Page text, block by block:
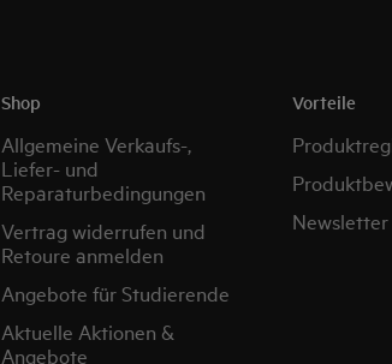
Shop
Allgemeine Verkaufs-,
Liefer- und
Reparaturbedingungen
Vertrag widerrufen und
Retoure anmelden
Angebote für Studierende
Aktuelle Aktionen &
Angebote
Vorteile
Newsletter